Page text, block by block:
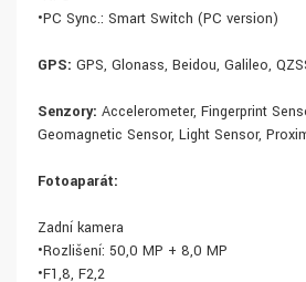
•PC Sync.: Smart Switch (PC version)
GPS: GPS, Glonass, Beidou, Galileo,
Senzory: Accelerometer, Fingerprint
Geomagnetic Sensor, Light Sensor,
Fotoaparát:
Zadní kamera
•Rozlišení: 50,0 MP + 8,0 MP
•F1,8, F2,2